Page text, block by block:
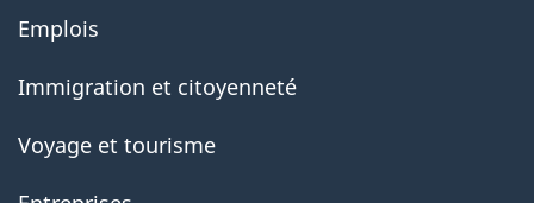
About
government
Emplois
Immigration et citoyenneté
Voyage et tourisme